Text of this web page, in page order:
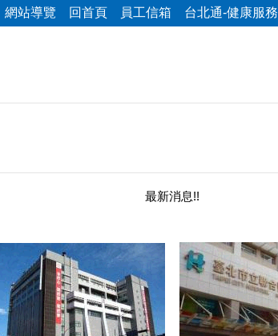
網站導覽 回首頁 員工信箱 台北通-健康服務
最新消息!!